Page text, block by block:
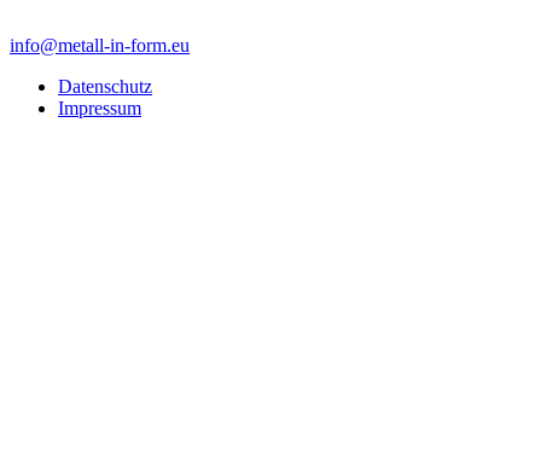
info@metall-in-form.eu
Datenschutz
Impressum